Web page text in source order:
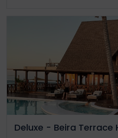
Deluxe - Beira Terrace